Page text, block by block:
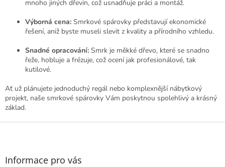
mnoho jiných dřevin, což usnadňuje práci a montáž.
Výborná cena: Smrkové spárovky představují ekonomické
řešení, aniž byste museli slevit z kvality a přírodního vzhledu.
Snadné opracování: Smrk je měkké dřevo, které se snadno
řeže, hobluje a frézuje, což ocení jak profesionálové, tak
kutilové.
Ať už plánujete jednoduchý regál nebo komplexnější nábytkový
projekt, naše smrkové spárovky Vám poskytnou spolehlivý a krásný
základ.
Z
Informace pro vás